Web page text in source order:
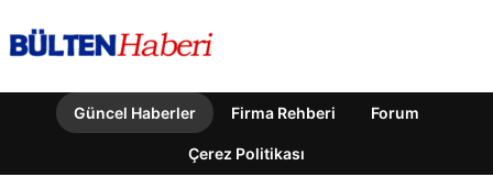
Güncel Haberler Firma Rehberi Forum
Çerez Politikası